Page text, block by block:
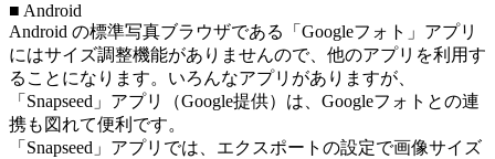
■ Android
Android の標準写真ブラウザである「Googleフォト」アプリ
にはサイズ調整機能がありませんので、他のアプリを利用す
ることになります。いろんなアプリがありますが、
「Snapseed」アプリ（Google提供）は、Googleフォトとの連
携も図れて便利です。
「Snapseed」アプリでは、エクスポートの設定で画像サイズ